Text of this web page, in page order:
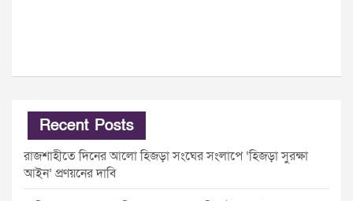
Recent Posts
রাজশাহীতে দিনের আলো হিজড়া সংঘের সংলাপে ‘হিজড়া সুরক্ষা
আইন’ প্রণয়নের দাবি